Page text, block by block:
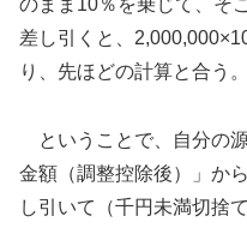
のまま10％を乗じて、そ
差し引くと、
り、先ほどの計算と合う。
ということで、自分の
金額（調整控除後）」か
し引いて（千円未満切捨